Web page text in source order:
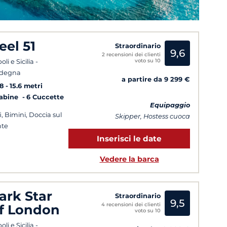
51
e Sicilia -
15.6 metri
6 Cuccette
Bimini, Doccia sul
Straordinario
2 recensioni dei clienti
voto su 10
9,6
a partire da 9 299 €
Equipaggio
Skipper, Hostess cuoca
Inserisci le date
Vedere la barca
Star
London
e Sicilia -
Straordinario
4 recensioni dei clienti
voto su 10
9,5